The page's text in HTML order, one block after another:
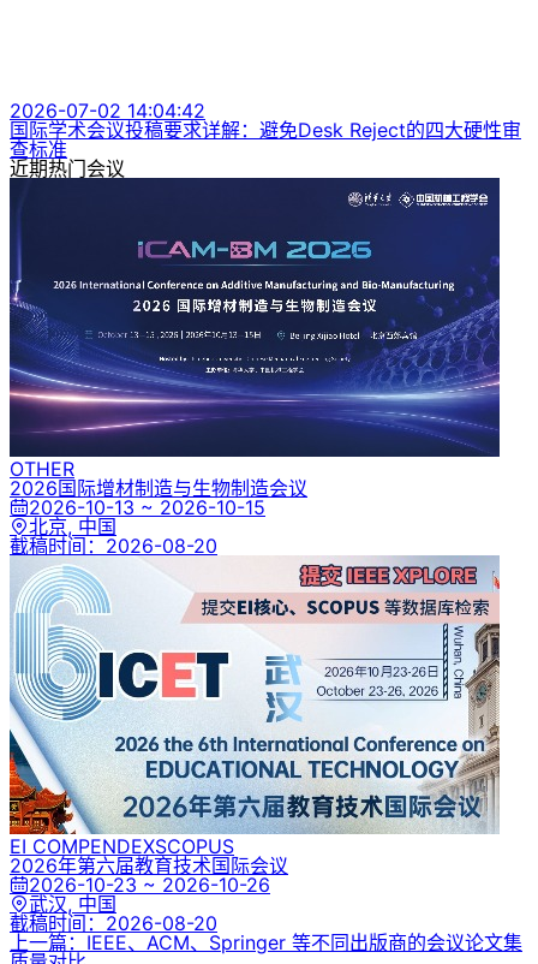
2026-07-02 14:04:42
国际学术会议投稿要求详解：避免Desk Reject的四大硬性审
查标准
近期热门会议
OTHER
2026国际增材制造与生物制造会议
2026-10-13 ~ 2026-10-15
北京, 中国
截稿时间： 2026-08-20
EI COMPENDEXSCOPUS
2026年第六届教育技术国际会议
2026-10-23 ~ 2026-10-26
武汉, 中国
截稿时间： 2026-08-20
上一篇：IEEE、ACM、Springer 等不同出版商的会议论文集